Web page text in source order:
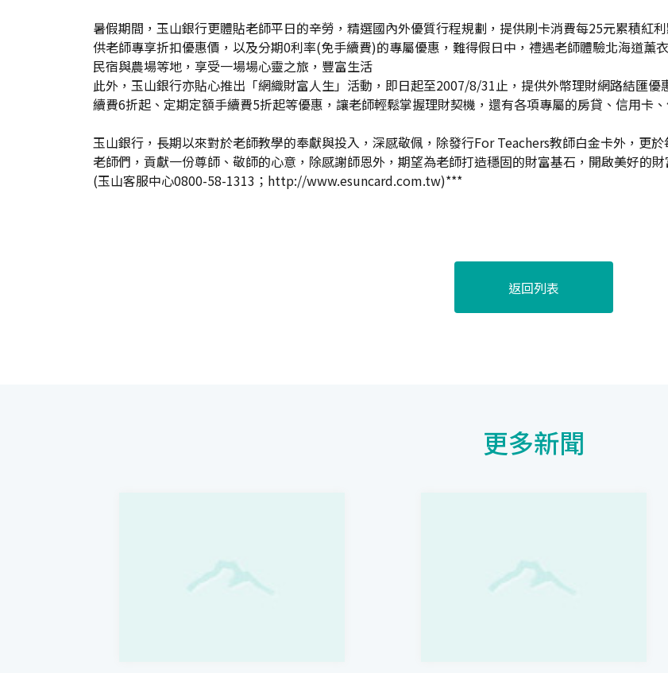
暑假期間，玉山銀行更體貼老師平日的辛勞，精選國內外優質行程規劃，提供刷卡消費每25元累積紅
供老師專享折扣優惠價，以及分期0利率(免手續費)的專屬優惠，難得假日中，禮遇老師體驗北海道薰
民宿與農場等地，享受一場場心靈之旅，豐富生活
此外，玉山銀行亦貼心推出「網織財富人生」活動，即日起至2007/8/31止，提供外幣理財網路結匯
續費6折起、定期定額手續費5折起等優惠，讓老師輕鬆掌握理財契機，還有各項專屬的房貸、信用卡
玉山銀行，長期以來對於老師教學的奉獻與投入，深感敬佩，除發行For Teachers教師白金卡外，更
老師們，貢獻一份尊師、敬師的心意，除感謝師恩外，期望為老師打造穩固的財富基石，開啟美好的財
(玉山客服中心0800-58-1313； http://www.esuncard.com.tw)***
返回列表
更多新聞